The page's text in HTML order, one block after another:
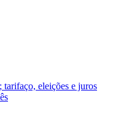
eleições e juros